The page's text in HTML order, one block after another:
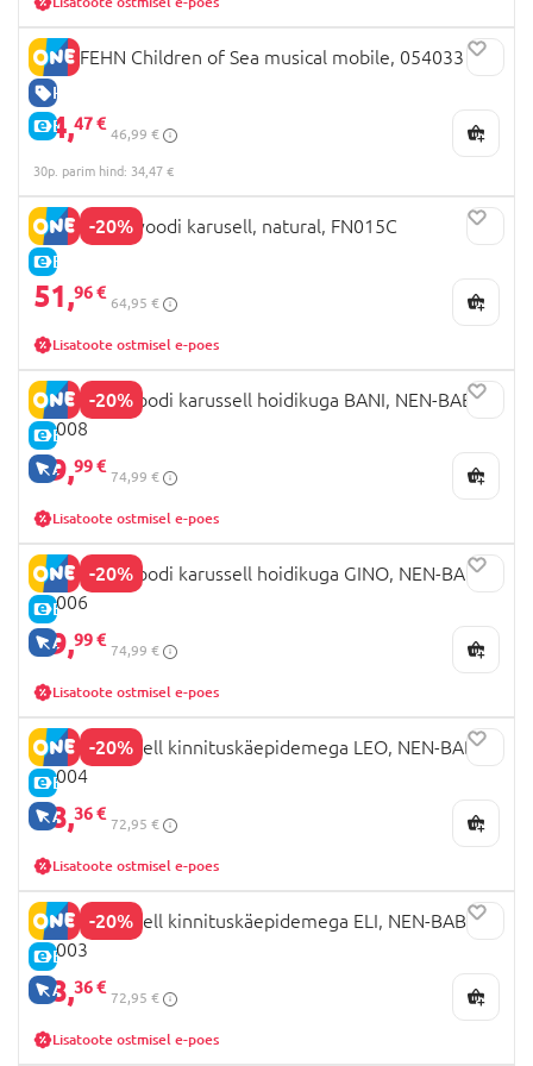
HEA HIND
E-HIND
BABYFEHN Children of Sea musical mobile, 054033
34,47 €
46,99 €
30p. parim hind: 34,47 €
-20%
E-HIND
SnuzMobile voodi karusell, natural, FN015C
51,96 €
64,95 €
Lisatoote ostmisel e-poes
-20%
E-HIND
AINULT VEEBIS
NENO võrevoodi karussell hoidikuga BANI, NEN-BAB-
ZB008
59,99 €
74,99 €
Lisatoote ostmisel e-poes
-20%
E-HIND
AINULT VEEBIS
NENO võrevoodi karussell hoidikuga GINO, NEN-BAB-
ZB006
59,99 €
74,99 €
Lisatoote ostmisel e-poes
-20%
E-HIND
AINULT VEEBIS
NENO karussell kinnituskäepidemega LEO, NEN-BAB-
ZB004
58,36 €
72,95 €
Lisatoote ostmisel e-poes
-20%
E-HIND
AINULT VEEBIS
NENO karussell kinnituskäepidemega ELI, NEN-BAB-
ZB003
58,36 €
72,95 €
Lisatoote ostmisel e-poes